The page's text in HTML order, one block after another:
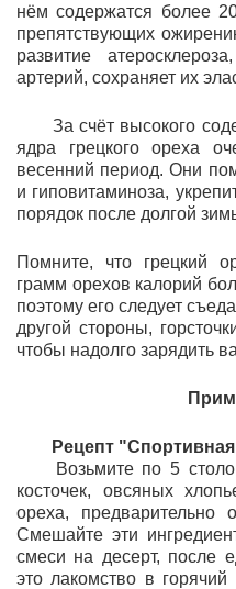
нём содержатся более
препятствующих
развитие
артерий, сохраняет их
За счёт высокого
ядра грецкого ореха
весенний период. Они
и гиповитаминоза,
порядок после долгой
Помните, что грецкий
грамм орехов калорий
поэтому его следует
другой стороны,
чтобы надолго зарядить
Рецепт
Возьмите по 5
косточек, овсяных
ореха, предварительно
Смешайте эти
смеси на десерт, после
это лакомство в